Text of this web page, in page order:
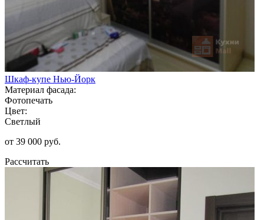
Шкаф-купе Нью-Йорк
Материал фасада:
Фотопечать
Цвет:
Светлый
от 39 000 руб.
Рассчитать